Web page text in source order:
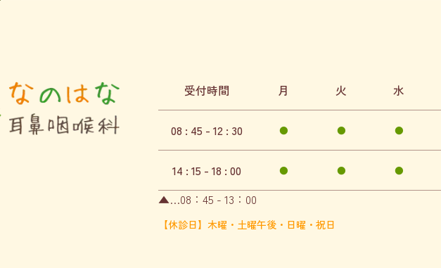
受付時間 月 火 水
08 : 45 - 12 : 30 ● ● ●
14 : 15 - 18 : 00 ● ● ●
▲…08：45 - 13：00
【休診日】木曜・土曜午後・日曜・祝日